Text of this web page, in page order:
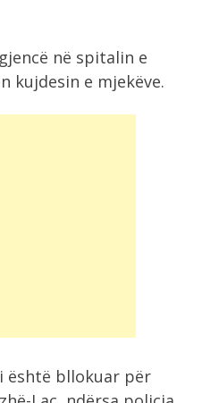
në spitalin e
kujdesin e mjekëve.
është bllokuar për